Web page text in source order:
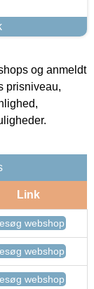
og anmeldt
prisniveau,
Link
webshop
webshop
webshop